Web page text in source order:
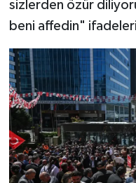
sizlerden özür
beni affedin"